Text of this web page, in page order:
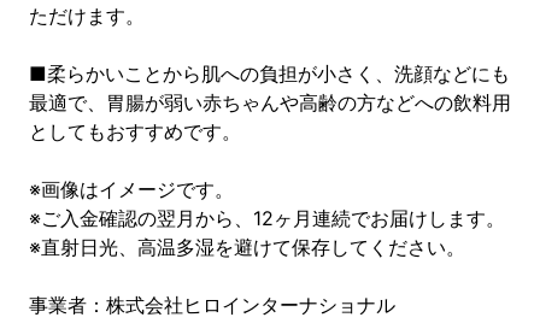
ただけます。
■柔らかいことから肌への負担が小さく、洗顔などにも
最適で、胃腸が弱い赤ちゃんや高齢の方などへの飲料用
としてもおすすめです。
※画像はイメージです。
※ご入金確認の翌月から、12ヶ月連続でお届けします。
※直射日光、高温多湿を避けて保存してください。
事業者：株式会社ヒロインターナショナル